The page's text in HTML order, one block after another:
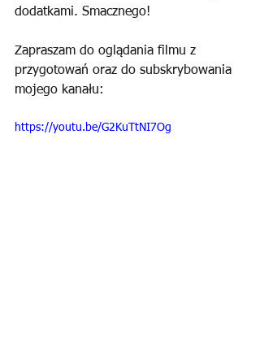
dodatkami. Smacznego!
Zapraszam do oglądania filmu z
przygotowań oraz do subskrybowania
mojego kanału:
https://youtu.be/G2KuTtNI7Og